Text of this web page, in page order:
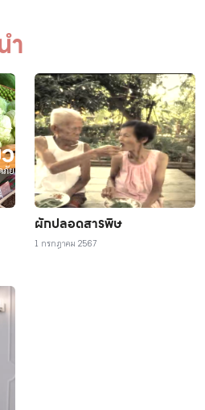
ำ
ผักปลอดสารพิษ
1 กรกฎาคม 2567